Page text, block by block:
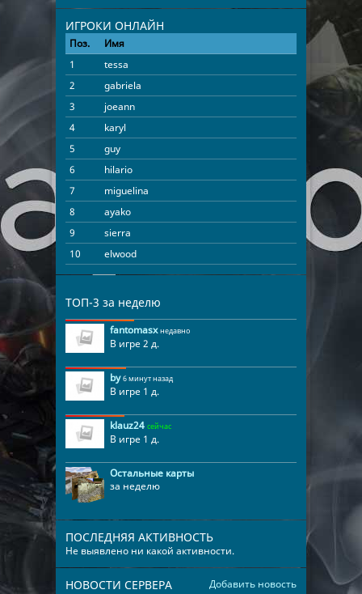
ИГРОКИ ОНЛАЙН
Поз. Имя
Время
1
tessa
2
gabriela
03:54:46
3
joeann
02:07:01
4
karyl
5
guy
6
hilario
01:20:09
7
miguelina
01:13:16
8
ayako
00:56:36
9
sierra
00:11:11
10
elwood 00:06:20
ТОП-3 за неделю
fantomasx недавно
В игре 2 д.
by 6 минут назад
В игре 1 д.
klauz24 сейчас
В игре 1 д.
Остальные карты
за неделю
ПОСЛЕДНЯЯ АКТИВНОСТЬ
Не выявлено ни какой активности.
Добавить новость
НОВОСТИ СЕРВЕРА